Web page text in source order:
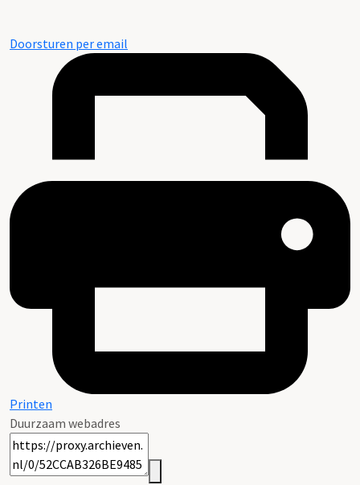
Doorsturen per email
Printen
Duurzaam webadres